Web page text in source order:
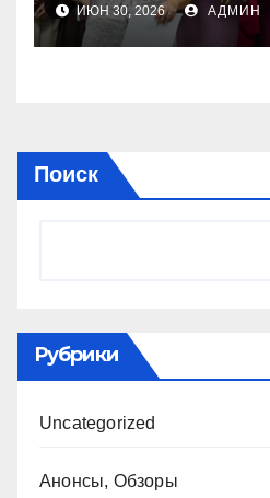
ИЮН 30, 2026 АДМИН
Поиск
Рубрики
Uncategorized
Анонсы, Обзоры